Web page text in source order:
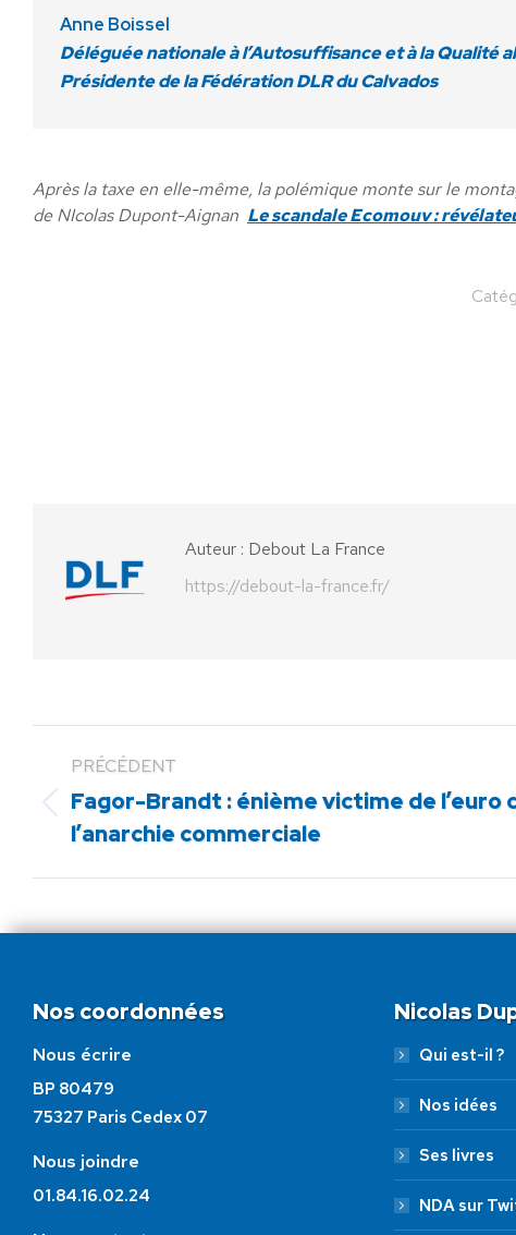
Anne Boissel
Déléguée nationale à l’Autosuffisance et à la Qualité
Présidente de la Fédération DLR du Calvados
Après la taxe en elle-même, la polémique monte sur le
de NIcolas Dupont-Aignan Le scandale Ecomouv :
Auteur : Debout La France
https://debout-la-france.fr/
PRÉCÉDENT
Article
précédent
Fagor-Brandt : énième victime de l’euro
l’anarchie commerciale
Nos coordonnées
Nous écrire
BP 80479
75327 Paris Cedex 07
Nous joindre
01.84.16.02.24
Nicolas
Qui est-il ?
Nos idées
Ses livres
NDA sur